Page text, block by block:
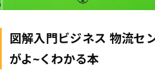
図解入門ビジネス 物流セ
がよ~くわかる本